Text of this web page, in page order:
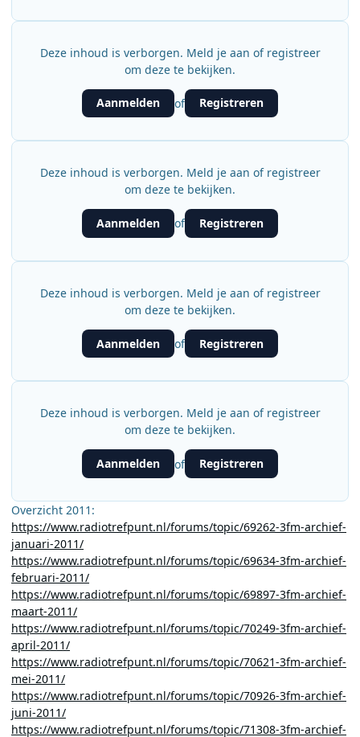
Deze inhoud is verborgen. Meld je aan of registreer
om deze te bekijken.
Aanmelden of Registreren
Deze inhoud is verborgen. Meld je aan of registreer
om deze te bekijken.
Aanmelden of Registreren
Deze inhoud is verborgen. Meld je aan of registreer
om deze te bekijken.
Aanmelden of Registreren
Deze inhoud is verborgen. Meld je aan of registreer
om deze te bekijken.
Aanmelden of Registreren
Overzicht 2011:
https://www.radiotrefpunt.nl/forums/topic/69262-3fm-archief-
januari-2011/
https://www.radiotrefpunt.nl/forums/topic/69634-3fm-archief-
februari-2011/
https://www.radiotrefpunt.nl/forums/topic/69897-3fm-archief-
maart-2011/
https://www.radiotrefpunt.nl/forums/topic/70249-3fm-archief-
april-2011/
https://www.radiotrefpunt.nl/forums/topic/70621-3fm-archief-
mei-2011/
https://www.radiotrefpunt.nl/forums/topic/70926-3fm-archief-
juni-2011/
https://www.radiotrefpunt.nl/forums/topic/71308-3fm-archief-